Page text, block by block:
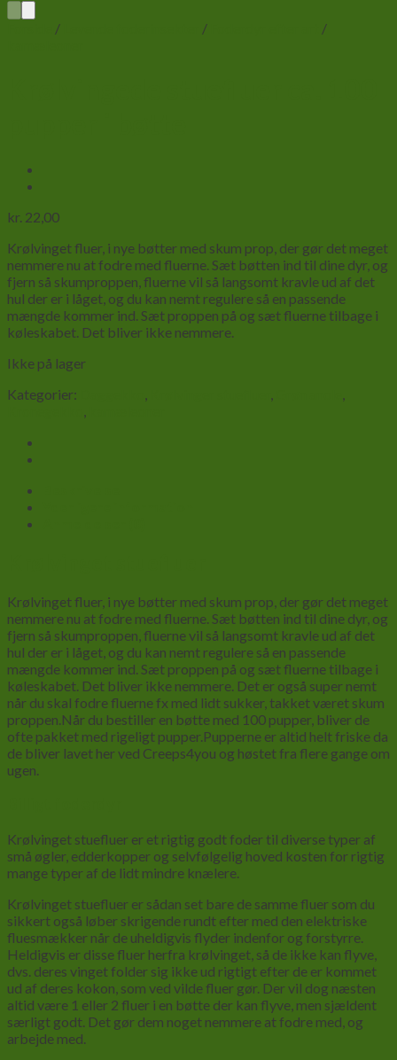
/ /
/
kr. 22,00
Krølvinget fluer, i nye bøtter med skum prop, der gør det meget
nemmere nu at fodre med fluerne. Sæt bøtten ind til dine dyr, og
fjern så skumproppen, fluerne vil så langsomt kravle ud af det
hul der er i låget, og du kan nemt regulere så en passende
mængde kommer ind. Sæt proppen på og sæt fluerne tilbage i
køleskabet. Det bliver ikke nemmere.
Ikke på lager
Kategorier:
, ,
,
,
Krølvinget fluer, i nye bøtter med skum prop, der gør det meget
nemmere nu at fodre med fluerne. Sæt bøtten ind til dine dyr, og
fjern så skumproppen, fluerne vil så langsomt kravle ud af det
hul der er i låget, og du kan nemt regulere så en passende
mængde kommer ind. Sæt proppen på og sæt fluerne tilbage i
køleskabet. Det bliver ikke nemmere. Det er også super nemt
når du skal fodre fluerne fx med lidt sukker, takket været skum
proppen.Når du bestiller en bøtte med 100 pupper, bliver de
ofte pakket med rigeligt pupper.Pupperne er altid helt friske da
de bliver lavet her ved Creeps4you og høstet fra flere gange om
ugen.
Krølvinget stuefluer er et rigtig godt foder til diverse typer af
små øgler, edderkopper og selvfølgelig hoved kosten for rigtig
mange typer af de lidt mindre knælere.
Krølvinget stuefluer er sådan set bare de samme fluer som du
sikkert også løber skrigende rundt efter med den elektriske
fluesmækker når de uheldigvis flyder indenfor og forstyrre.
Heldigvis er disse fluer herfra krølvinget, så de ikke kan flyve,
dvs. deres vinget folder sig ikke ud rigtigt efter de er kommet
ud af deres kokon, som ved vilde fluer gør. Der vil dog næsten
altid være 1 eller 2 fluer i en bøtte der kan flyve, men sjældent
særligt godt. Det gør dem noget nemmere at fodre med, og
arbejde med.